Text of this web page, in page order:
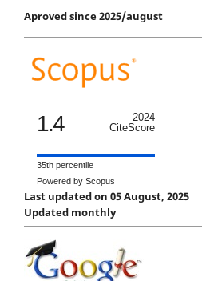
Aproved since 2025/august
1.4
2024
CiteScore
35th percentile
Powered by Scopus
Last updated on 05 August, 2025
Updated monthly